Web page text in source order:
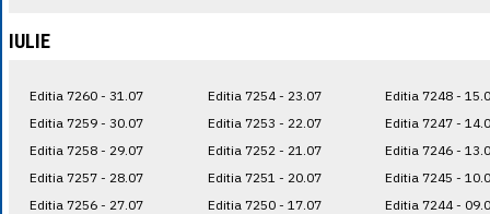
IULIE
Editia 7260 - 31.07
Editia 7259 - 30.07
Editia 7258 - 29.07
Editia 7257 - 28.07
Editia 7256 - 27.07
Editia 7254 - 23.07
Editia 7253 - 22.07
Editia 7252 - 21.07
Editia 7251 - 20.07
Editia 7250 - 17.07
Editia 7248 -
Editia 7247 -
Editia 7246 -
Editia 7245 -
Editia 7244 -